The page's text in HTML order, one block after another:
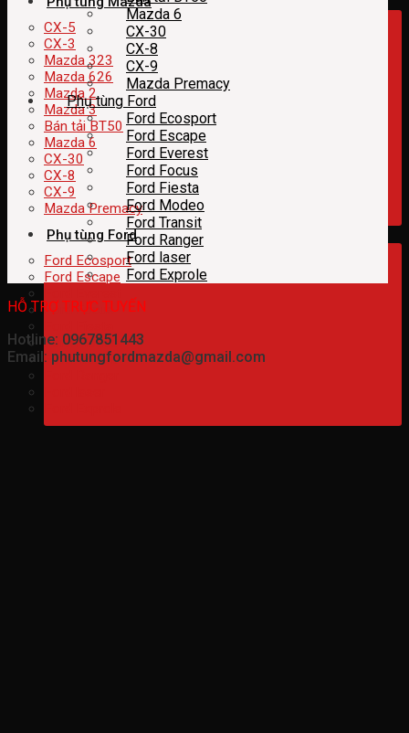
CX-5
CX-3
Mazda 323
Mazda 626
Mazda 2
Mazda 3
Bán tải BT50
Mazda 6
CX-30
CX-8
CX-9
Mazda Premacy
Phụ tùng Ford
Ford Ecosport
Ford Escape
Ford Focus
Ford Modeo
Ford Transit
Mazda 6
CX-30
CX-8
CX-9
Mazda Premacy
Phụ tùng Ford
Ford Ecosport
Ford Escape
Ford Everest
Ford Focus
Ford Fiesta
Ford Modeo
Ford Transit
Ford Ranger
Ford laser
Ford Exprole
HỖ TRỢ TRỰC TUYẾN
Hotline: 0967851443
Email: phutungfordmazda@gmail.com